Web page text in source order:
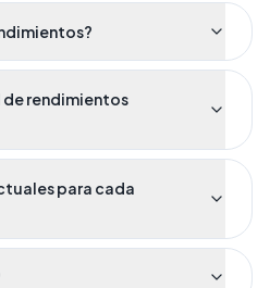
de rendimientos
para cada